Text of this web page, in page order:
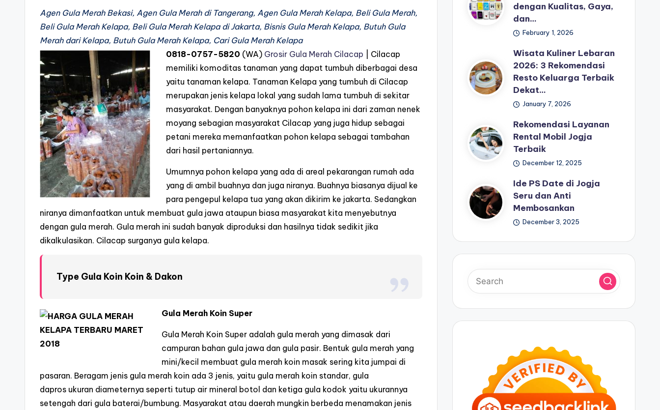
Agen Gula Merah Bekasi, Agen Gula Merah di Tangerang, Agen Gula Merah Kelapa, Beli Gula Merah,
Beli Gula Merah Kelapa, Beli Gula Merah Kelapa di Jakarta, Bisnis Gula Merah Kelapa, Butuh Gula
Merah dari Kelapa, Butuh Gula Merah Kelapa, Cari Gula Merah Kelapa
0818-0757-5820 (WA) Grosir Gula Merah Cilacap | Cilacap
memiliki komoditas tanaman yang dapat tumbuh diberbagai desa
yaitu tanaman kelapa. Tanaman Kelapa yang tumbuh di Cilacap
merupakan jenis kelapa lokal yang sudah lama tumbuh di sekitar
masyarakat. Dengan banyaknya pohon kelapa ini dari zaman nenek
moyang sebagian masyarakat Cilacap yang juga hidup sebagai
petani mereka memanfaatkan pohon kelapa sebagai tambahan
dari hasil pertaniannya.
Umumnya pohon kelapa yang ada di areal pekarangan rumah ada
yang di ambil buahnya dan juga niranya. Buahnya biasanya dijual ke
para pengepul kelapa tua yang akan dikirim ke jakarta. Sedangkan
niranya dimanfaatkan untuk membuat gula jawa ataupun biasa masyarakat kita menyebutnya
dengan gula merah. Gula merah ini sudah banyak diproduksi dan hasilnya tidak sedikit jika
dikalkulasikan. Cilacap surganya gula kelapa.
Type Gula Koin Koin & Dakon
Gula Merah Koin Super
Gula Merah Koin Super adalah gula merah yang dimasak dari
campuran bahan gula jawa dan gula pasir. Bentuk gula merah yang
mini/kecil membuat gula merah koin masak sering kita jumpai di
pasaran. Beragam jenis gula merah koin ada 3 jenis, yaitu gula merah koin standar, gula
dapros ukuran diameternya seperti tutup air mineral botol dan ketiga gula kodok yaitu ukurannya
setengah dari gula baterai/bumbung. Masyarakat atau daerah mungkin berbeda menamakan jenis
dengan Kualitas, Gaya,
dan…
February 1, 2026
Wisata Kuliner Lebaran
2026: 3 Rekomendasi
Resto Keluarga Terbaik
Dekat…
January 7, 2026
Rekomendasi Layanan
Rental Mobil Jogja
Terbaik
December 12, 2025
Ide PS Date di Jogja
Seru dan Anti
Membosankan
December 3, 2025